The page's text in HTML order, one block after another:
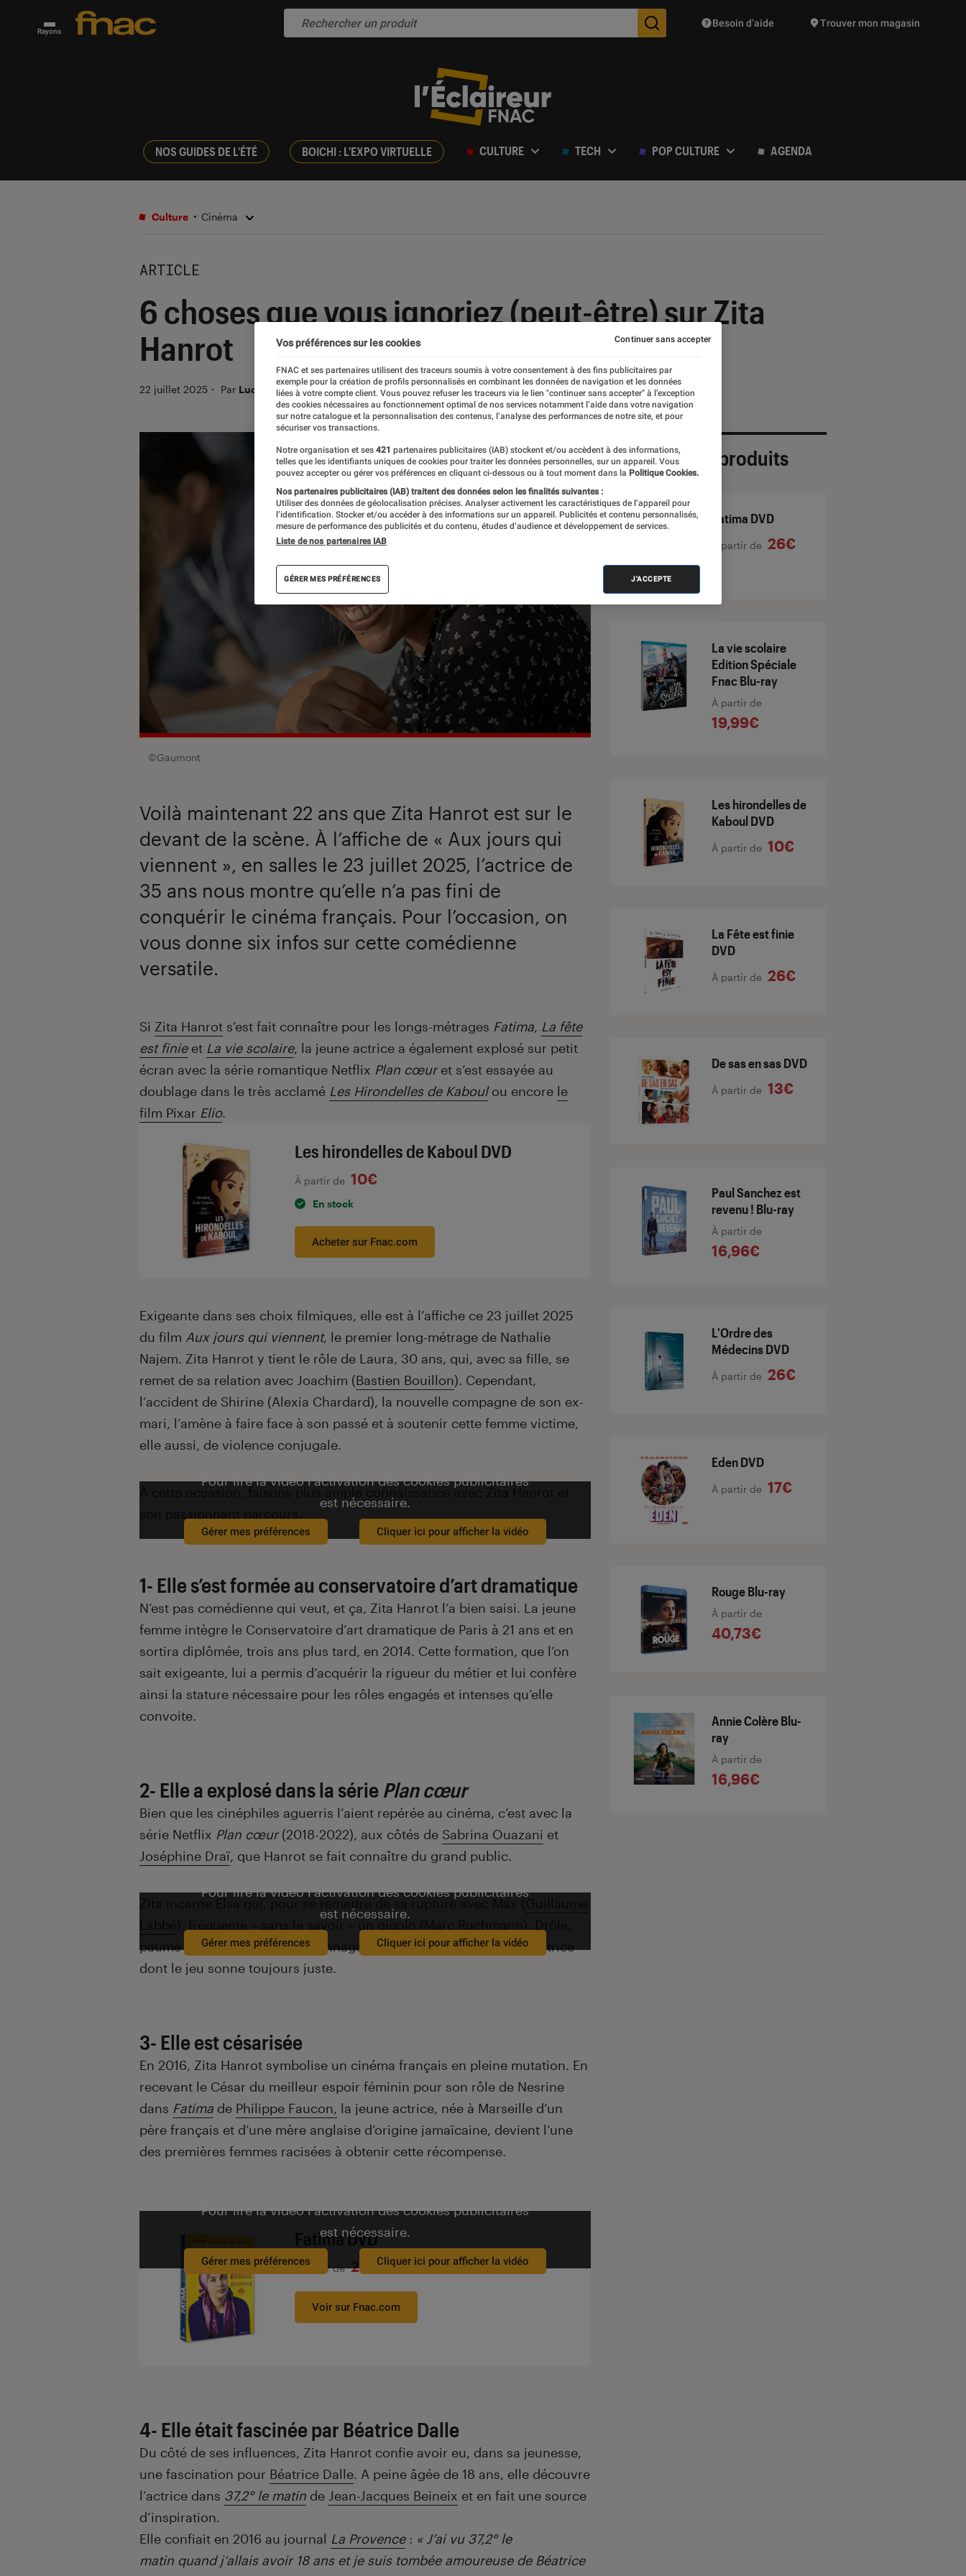
Rayons Des suggestions de produits vont vous être proposées
Besoin d’aide Trouver mon magasin
NOS GUIDES DE L'ÉTÉ BOICHI : L'EXPO VIRTUELLE CULTURE TECH POP CULTURE AGENDA
Culture Cinéma
ARTICLE
6 choses que vous ignoriez (peut-être) sur Zita
Hanrot
22 juillet 2025 ・ Par Lucile B.
©Gaumont
Voilà maintenant 22 ans que Zita Hanrot est sur le
devant de la scène. À l’affiche de « Aux jours qui
viennent », en salles le 23 juillet 2025, l’actrice de
35 ans nous montre qu’elle n’a pas fini de
conquérir le cinéma français. Pour l’occasion, on
vous donne six infos sur cette comédienne
versatile.
Introduction
Si Zita Hanrot s’est fait connaître pour les longs-métrages Fatima, La fête
est finieet La vie scolaire, la jeune actrice a également explosé sur petit
écran avec la série romantique Netflix Plan cœuret s’est essayée au
doublage dans le très acclamé Les Hirondelles de Kaboul ou encore le
film Pixar Elio.
Les hirondelles de Kaboul DVD
À partir de 10€
En stock
Acheter sur Fnac.com
Exigeante dans ses choix filmiques, elle est à l’affiche ce 23 juillet 2025
du film Aux jours qui viennent, le premier long-métrage de Nathalie
Najem. Zita Hanrot y tient le rôle de Laura, 30 ans, qui, avec sa fille, se
remet de sa relation avec Joachim (Bastien Bouillon). Cependant,
l’accident de Shirine (Alexia Chardard), la nouvelle compagne de son ex-
mari, l’amène à faire face à son passé et à soutenir cette femme victime,
elle aussi, de violence conjugale.
Pour lire la vidéo l’activation des cookies publicitaires
est nécessaire.
Gérer mes préférences Cliquer ici pour afficher la vidéo
cette occasion, faisons plus ample connaissance avec Zita Hanrot et
1- Elle s’est formée au conservatoire d’art dramatique
N’est pas comédienne qui veut, et ça, Zita Hanrot l’a bien saisi. La jeune
femme intègre le Conservatoire d’art dramatique de Paris à 21 ans et en
sortira diplômée, trois ans plus tard, en 2014. Cette formation, que l’on
sait exigeante, lui a permis d’acquérir la rigueur du métier et lui confère
ainsi la stature nécessaire pour les rôles engagés et intenses qu’elle
convoite.
2- Elle a explosé dans la série Plan cœur
Bien que les cinéphiles aguerris l’aient repérée au cinéma, c’est avec la
série Netflix Plan cœur(2018-2022), aux côtés de Sabrina Ouazani et
Joséphine Draï, que Hanrot se fait connaître du grand public.
Pour lire la vidéo l’activation des cookies publicitaires
est nécessaire.
Gérer mes préférences Cliquer ici pour afficher la vidéo
Zita incarne Elsa qui, pour se remettre de sa rupture avec Max (
paumé et attachant, son personnage fait mouche, porté par une actrice
dont le jeu sonne toujours juste.
3- Elle est césarisée
En 2016, Zita Hanrot symbolise un cinéma français en pleine mutation. En
recevant le César du meilleur espoir féminin pour son rôle de Nesrine
dans Fatima de Philippe Faucon, la jeune actrice, née à Marseille d’un
père français et d’une mère anglaise d’origine jamaïcaine, devient l’une
des premières femmes racisées à obtenir cette récompense.
Pour lire la vidéo l’activation des cookies publicitaires
est nécessaire.
Gérer mes préférences Cliquer ici pour afficher la vidéo
Fatima DVD
À partir de 26€
Voir sur Fnac.com
4- Elle était fascinée par Béatrice Dalle
Du côté de ses influences, Zita Hanrot confie avoir eu, dans sa jeunesse,
une fascination pour Béatrice Dalle. A peine âgée de 18 ans, elle découvre
l’actrice dans 37,2° le matin de Jean-Jacques Beineix et en fait une source
d’inspiration.
Elle confiait en 2016 au journal La Provence: « J’ai vu 37,2° le
matin quand j’allais avoir 18 ans et je suis tombée amoureuse de Béatrice
Sélection de produits
Fatima DVD
À partir de 26€
La vie scolaire
Edition Spéciale
Fnac Blu-ray
À partir de
19,99€
Les hirondelles de
Kaboul DVD
À partir de 10€
La Fête est finie
DVD
À partir de 26€
De sas en sas DVD
À partir de 13€
Paul Sanchez est
revenu ! Blu-ray
À partir de
16,96€
L'Ordre des
Médecins DVD
À partir de 26€
Eden DVD
À partir de 17€
Rouge Blu-ray
À partir de
40,73€
Annie Colère Blu-
ray
À partir de
16,96€
Vos préférences sur les cookies
FNAC et ses partenaires utilisent des traceurs soumis à votre consentement à des fins publicitaires par
exemple pour la création de profils personnalisés en combinant les données de navigation et les données
liées à votre compte client. Vous pouvez refuser les traceurs via le lien "continuer sans accepter" à l’exception
des cookies nécessaires au fonctionnement optimal de nos services notamment l’aide dans votre navigation
sur notre catalogue et la personnalisation des contenus, l’analyse des performances de notre site, et pour
sécuriser vos transactions.
Notre organisation et ses 421 partenaires publicitaires (IAB) stockent et/ou accèdent à des informations,
telles que les identifiants uniques de cookies pour traiter les données personnelles, sur un appareil. Vous
pouvez accepter ou gérer vos préférences en cliquant ci-dessous ou à tout moment dans la Politique Cookies.
Nos partenaires publicitaires (IAB) traitent des données selon les finalités suivantes :
Utiliser des données de géolocalisation précises. Analyser activement les caractéristiques de l’appareil pour
l’identification. Stocker et/ou accéder à des informations sur un appareil. Publicités et contenu personnalisés,
mesure de performance des publicités et du contenu, études d’audience et développement de services.
Liste de nos partenaires IAB
GÉRER MES PRÉFÉRENCES J'ACCEPTE
Continuer sans accepter